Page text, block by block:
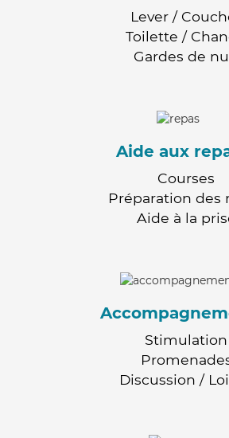
Lever /
Toilette /
Gardes de
Aide aux
Courses
Préparation des
Aide à la
Stimulation
Discussion /